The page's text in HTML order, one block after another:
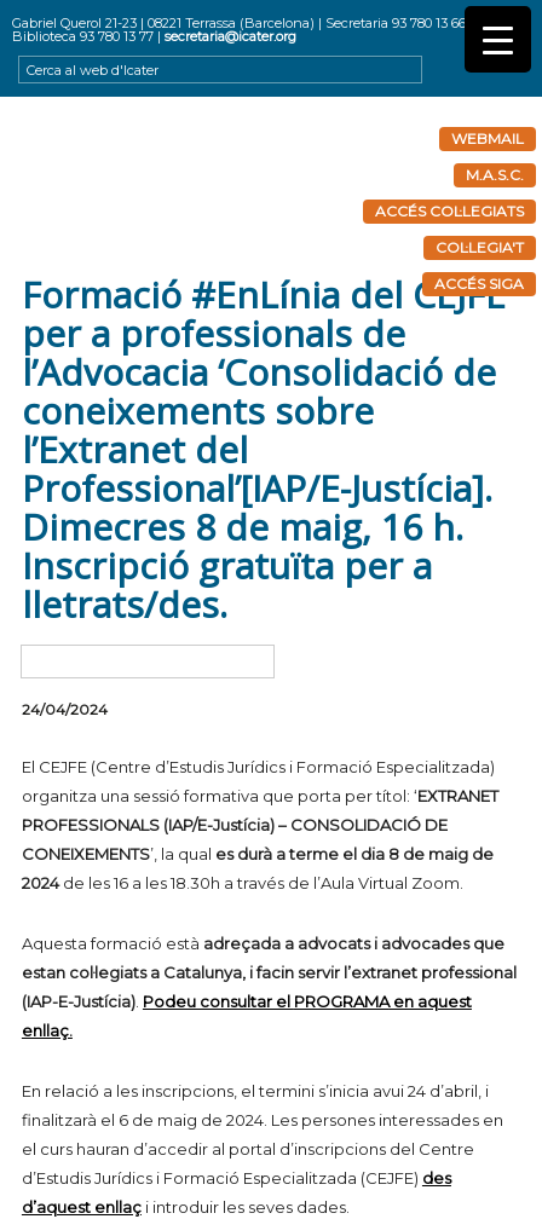
Gabriel Querol 21-23 | 08221 Terrassa (Barcelona) | Secretaria 93 780 13 66 |
Biblioteca 93 780 13 77 |secretaria@icater.org
WEBMAIL
M.A.S.C.
ACCÉS COL·LEGIATS
COL·LEGIA'T
ACCÉS SIGA
Formació #EnLínia del CEJFE
per a professionals de
l’Advocacia ‘Consolidació de
coneixements sobre
l’Extranet del
Professional’[IAP/E-Justícia].
Dimecres 8 de maig, 16 h.
Inscripció gratuïta per a
lletrats/des.
24/04/2024
El CEJFE (Centre d’Estudis Jurídics i Formació Especialitzada)
organitza una sessió formativa que porta per títol: ‘EXTRANET
PROFESSIONALS (IAP/E-Justícia) – CONSOLIDACIÓ DE
CONEIXEMENTS’, la qual es durà a terme el dia 8 de maig de
2024de les 16 a les 18.30h a través de l’Aula Virtual Zoom.
Aquesta formació està adreçada a advocats i advocades que
estan col·legiats a Catalunya, i facin servir l’extranet professional
(IAP-E-Justícia). Podeu consultar el PROGRAMAen aquest
enllaç.
En relació a les inscripcions, el termini s’inicia avui 24 d’abril, i
finalitzarà el 6 de maig de 2024. Les persones interessades en
el curs hauran d’accedir al portal d’inscripcions del Centre
d’Estudis Jurídics i Formació Especialitzada (CEJFE) des
d’aquest enllaçi introduir les seves dades.